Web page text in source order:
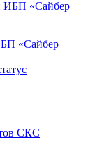
«Сайбер
СКС